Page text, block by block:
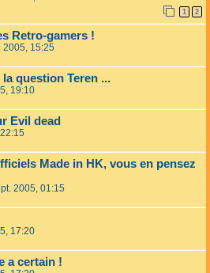
1 2
Retro-gamers !
2005, 15:25
question Teren ...
19:10
Evil dead
Made in HK, vous en pensez
2005, 01:15
17:20
a certain !